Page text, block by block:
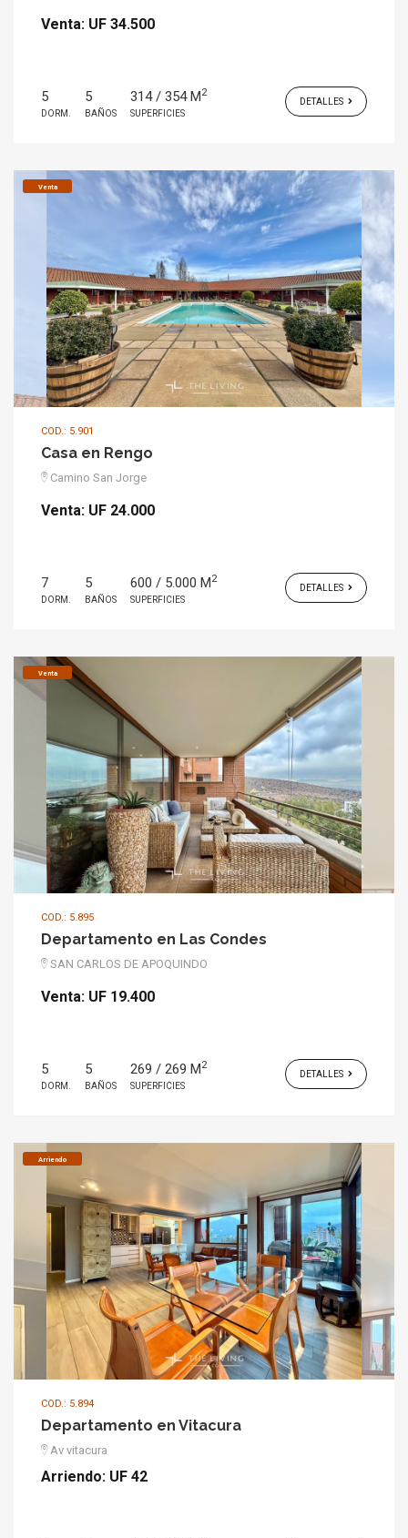
Venta: UF 34.500
5
DORM.
5
BAÑOS
314 / 354 M2
SUPERFICIES
DETALLES
Venta
COD.: 5.901
Casa en Rengo
Camino San Jorge
Venta: UF 24.000
7
DORM.
5
BAÑOS
600 / 5.000 M2
SUPERFICIES
DETALLES
Venta
COD.: 5.895
Departamento en Las Condes
SAN CARLOS DE APOQUINDO
Venta: UF 19.400
5
DORM.
5
BAÑOS
269 / 269 M2
SUPERFICIES
DETALLES
Arriendo
COD.: 5.894
Departamento en Vitacura
Av vitacura
Arriendo: UF 42